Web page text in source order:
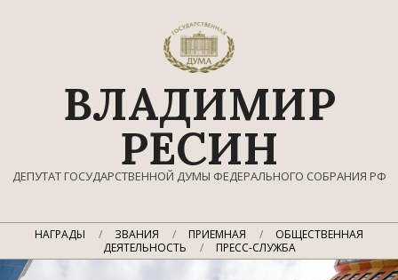
ВЛАДИМИР
РЕСИН
ДЕПУТАТ ГОСУДАРСТВЕННОЙ ДУМЫ ФЕДЕРАЛЬНОГО СОБРАНИЯ РФ
Главное
меню
НАГРАДЫ ЗВАНИЯ ПРИЕМНАЯ
ОБЩЕСТВЕННАЯ
ДЕЯТЕЛЬНОСТЬ
ПРЕСС-СЛУЖБА